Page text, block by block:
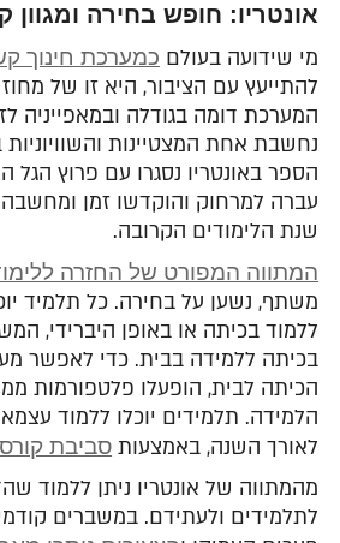
אונטריו: חופש בחירה ומגוון
מי שידועה בעולם כמערכת חינוך
להתייעץ עם הציבור, היא זו של מחוז
המערכת דומה בגודלה ובמאפייניה
נחשבת אחת המצטיינות
הספר באונטריו נסגרו עם פרוץ הגל
עברה למרחוק והוקדשו זמן
שנת הלימודים הקרובה.
המתווה המפורט של החזרה
משתף, נשען על בחירה. כל תלמיד
ללמוד בכיתה או באופן היברידי,
בכיתה ללמידה בבית. כדי לאפשר
הכיתה לבית, הופעלו פלטפורמות
הלמידה. תלמידים יוכלו ללמוד
לאורך השנה, באמצעות סביבת
מהמתווה של אונטריו ניתן ללמוד
לתלמידים ולעתידם. במשברים